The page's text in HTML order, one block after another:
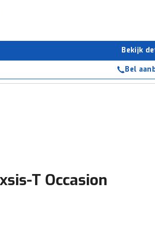
Bekijk
Bel
T Occasion